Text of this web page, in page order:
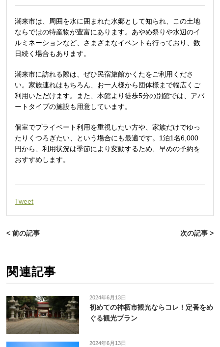
潮来市は、周囲を水に囲まれた水郷として知られ、この土地
ならではの特産物が豊富にあります。あやめ祭りや水辺のイ
ルミネーションなど、さまざまなイベントも行っており、数
日続く場合もあります。
潮来市に訪れる際は、ぜひ民宿旅館かくたをご利用くださ
い。家族連れはもちろん、お一人様から団体様まで幅広くご
利用いただけます。また、本館より徒歩5分の別館では、アパ
ートタイプの施設も用意しています。
個室でプライベート利用を重視したい方や、家族だけでゆっ
たりくつろぎたい、という場合にも最適です。1泊1名6,000
円から、利用状況は季節により変動するため、早めの予約を
おすすめします。
Tweet
< 前の記事 次の記事 >
関連記事
2024年6月13日
初めての神栖市観光ならコレ！定番をめ
ぐる観光プラン
2024年6月13日